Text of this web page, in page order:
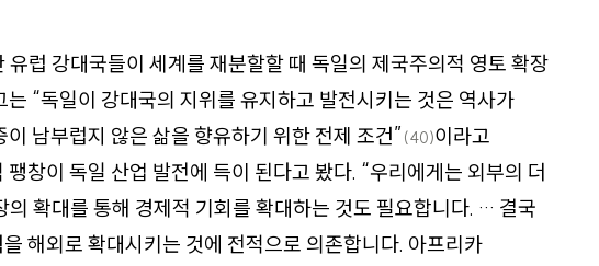
유럽 강대국들이 세계를 재분할할 때 독일의 제국주의적 영토 확장
“독일이 강대국의 지위를 유지하고 발전시키는 것은 역사가
남부럽지 않은 삶을 향유하기 위한 전제 조건” (40)이라고
창이 독일 산업 발전에 득이 된다고 봤다. “우리에게는 외부의 더
의 확대를 통해 경제적 기회를 확대하는 것도 필요합니다. … 결국
해외로 확대시키는 것에 전적으로 의존합니다. 아프리카